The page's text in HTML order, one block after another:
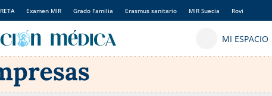
RETA Examen MIR Grado Familia Erasmus sanitario MIR Suecia Rovi